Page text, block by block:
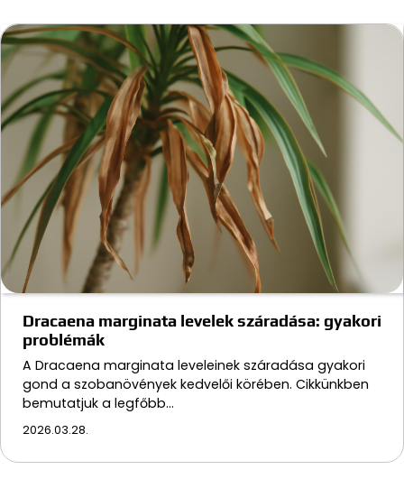
Dracaena marginata levelek száradása: gyakori
problémák
A Dracaena marginata leveleinek száradása gyakori
gond a szobanövények kedvelői körében. Cikkünkben
bemutatjuk a legfőbb…
2026.03.28.